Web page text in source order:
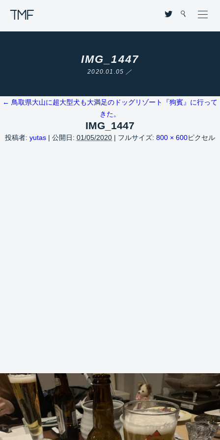
IMG_1447
2020.01.05 ／
← 鳥取県大山に超大型犬も大満足のドッグリゾート『狗賓』に行って
きた。
IMG_1447
投稿者: yutas | 公開日: 01/05/2020 | フルサイズ: 800 × 600ピクセル